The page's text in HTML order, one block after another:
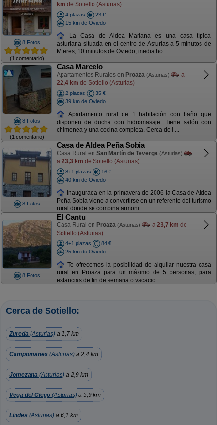
8 Fotos
(1 comentario)
km de Sotiello (Asturias)
4 plazas
23 €
15 km de Oviedo
La Casa de Aldea Mariana es una casa típica
asturiana situada en el centro de Asturias a 5 minutos de
Mieres, 10 minutos de Oviedo, media ho ...
8 Fotos
(1 comentario)
Casa Marcelo
Apartamentos Rurales en Proaza (Asturias)
a
22,4 km de Sotiello (Asturias)
2 plazas
35 €
39 km de Oviedo
Apartamento rural de 1 habitación con baño que
disponen de ducha con hidromasaje. Tiene salón con
chimenea y una cocina completa. Cerca de l ...
8 Fotos
Casa de Aldea Peña Sobia
Casa Rural en San Martín de Teverga (Asturias)
a 23,3 km de Sotiello (Asturias)
8+1 plazas
16 €
40 km de Oviedo
Inaugurada en la primavera de 2006 la Casa de Aldea
Peña Sobia viene a convertirse en un referente del turismo
rural donde se combina armoni ...
8 Fotos
El Cantu
Casa Rural en Proaza (Asturias) a 23,7 km de
Sotiello (Asturias)
4+1 plazas
84 €
25 km de Oviedo
Te ofrecemos la posibilidad de alquilar nuestra casa
rural en Proaza para un máximo de 5 personas, para
estancias de fin de semana o vacacio ...
Cerca de Sotiello:
Zureda (Asturias) a 1,7 km
Campomanes (Asturias) a 2,4 km
Jomezana (Asturias) a 2,9 km
Vega del Ciego (Asturias) a 5,9 km
Lindes (Asturias) a 6,1 km